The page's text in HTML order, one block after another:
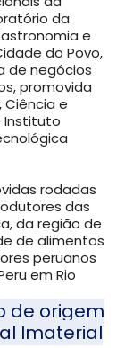
da
e
do Povo,
de negócios
promovida
Ciência e
Instituto
rodadas
das
da região de
de alimentos
peruanos
em Rio
de origem
Imaterial